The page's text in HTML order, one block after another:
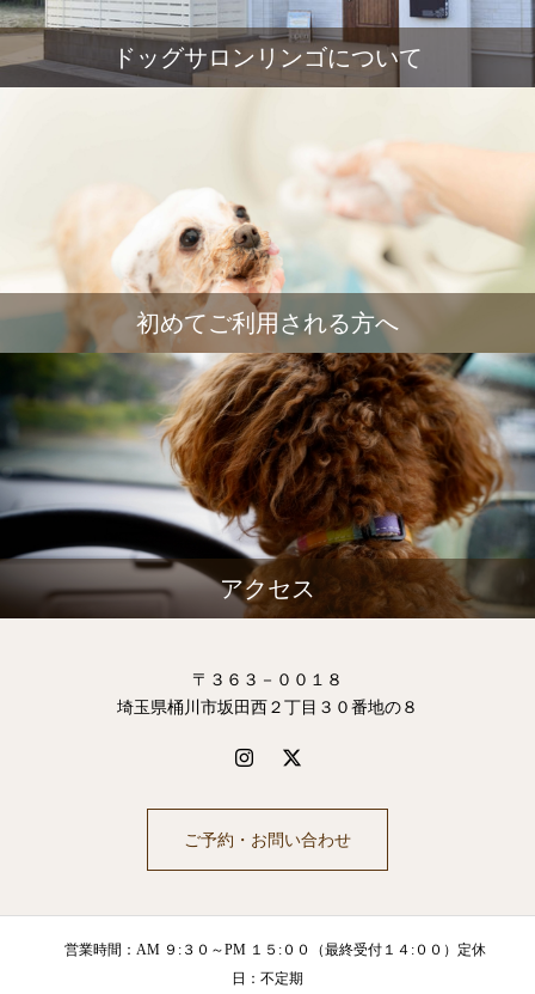
ドッグサロンリンゴについて
初めてご利用される方へ
アクセス
〒３６３－００１８
埼玉県桶川市坂田西２丁目３０番地の８
ご予約・お問い合わせ
営業時間：AM ９:３０～PM １５:００（最終受付１４:００）定休
日：不定期